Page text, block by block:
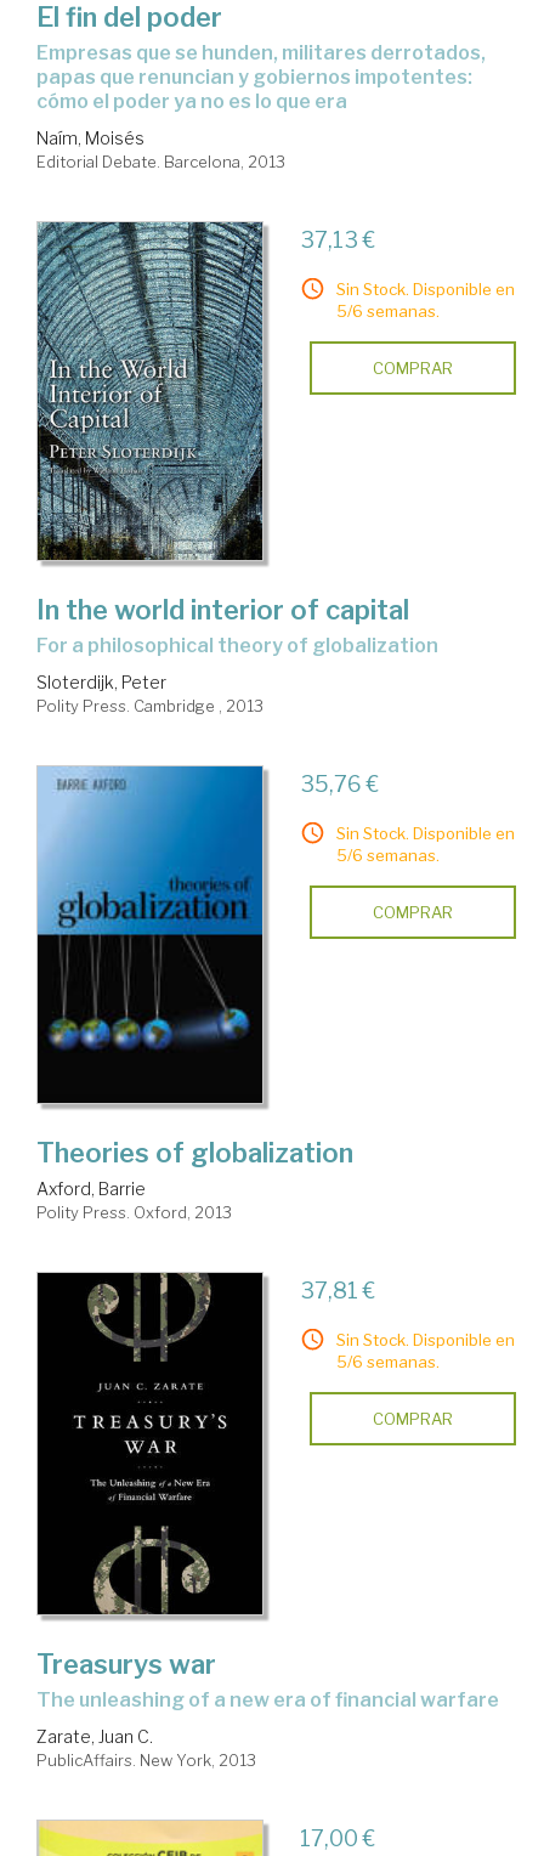
El fin del poder
empresas que se hunden, militares derrotados,
papas que renuncian y gobiernos impotentes:
cómo el poder ya no es lo que era
Naím, Moisés
Editorial Debate. Barcelona, 2013
37,13 €
Sin Stock. Disponible en
5/6 semanas.
COMPRAR
In the world interior of capital
for a philosophical theory of globalization
Sloterdijk, Peter
Polity Press. Cambridge , 2013
35,76 €
Sin Stock. Disponible en
5/6 semanas.
COMPRAR
Theories of globalization
Axford, Barrie
Polity Press. Oxford, 2013
37,81 €
Sin Stock. Disponible en
5/6 semanas.
COMPRAR
Treasurys war
the unleashing of a new era of financial warfare
Zarate, Juan C.
PublicAffairs. New York, 2013
17,00 €